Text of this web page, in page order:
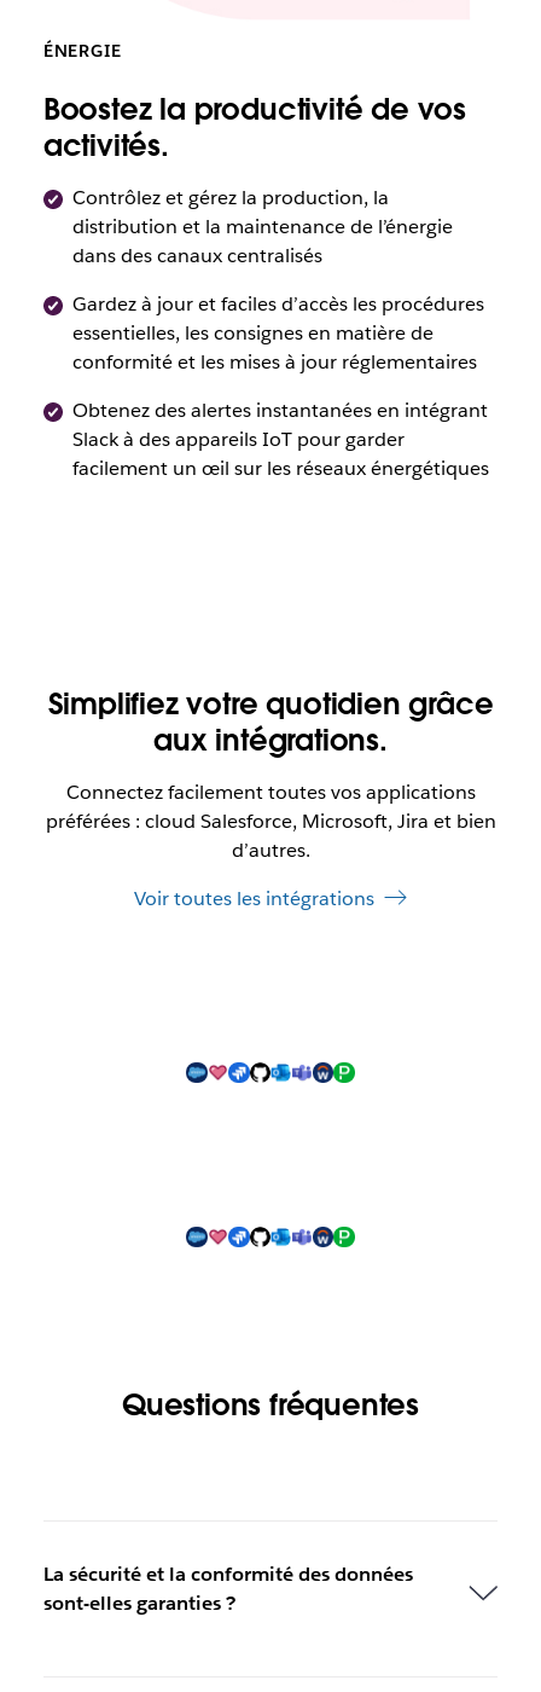
ÉNERGIE
Boostez la productivité de vos
activités.
Contrôlez et gérez la production, la
distribution et la maintenance de l’énergie
dans des canaux centralisés
Gardez à jour et faciles d’accès les procédures
essentielles, les consignes en matière de
conformité et les mises à jour réglementaires
Obtenez des alertes instantanées en intégrant
Slack à des appareils IoT pour garder
facilement un œil sur les réseaux énergétiques
Simplifiez votre quotidien grâce
aux intégrations.
Connectez facilement toutes vos applications
préférées : cloud Salesforce, Microsoft, Jira et bien
d’autres.
Voir toutes les intégrations
Questions fréquentes
La sécurité et la conformité des données
sont-elles garanties ?